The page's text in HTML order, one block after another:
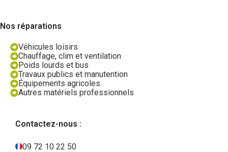
Nos réparations
Véhicules loisirs
Chauffage, clim et ventilation
Poids lourds et bus
Travaux publics et manutention
Équipements agricoles
Autres matériels professionnels
Contactez-nous :
09 72 10 22 50